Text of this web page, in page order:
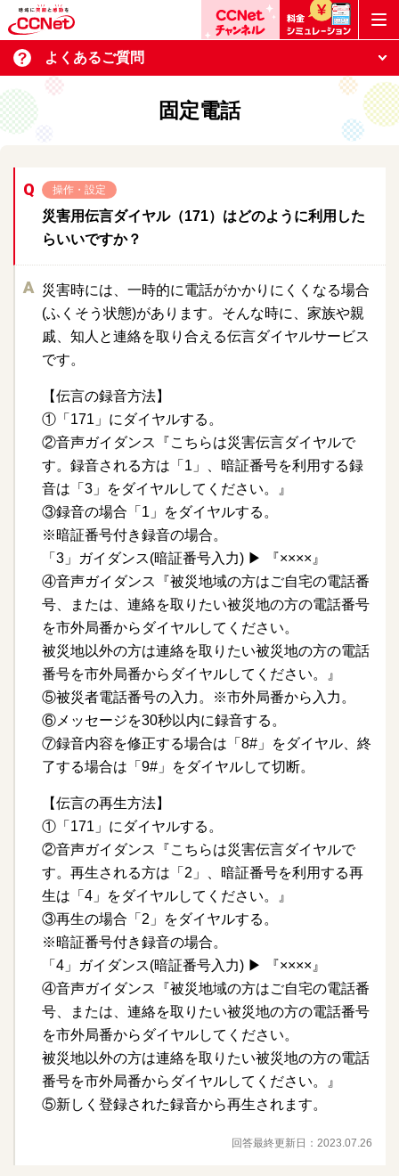
よくあるご質問
固定電話
操作・設定
災害用伝言ダイヤル（171）はどのように利用した
らいいですか？
災害時には、一時的に電話がかかりにくくなる場合
(ふくそう状態)があります。そんな時に、家族や親
戚、知人と連絡を取り合える伝言ダイヤルサービス
です。
【伝言の録音方法】
①「171」にダイヤルする。
②音声ガイダンス『こちらは災害伝言ダイヤルで
す。録音される方は「1」、暗証番号を利用する録
音は「3」をダイヤルしてください。』
③録音の場合「1」をダイヤルする。
※暗証番号付き録音の場合。
「3」ガイダンス(暗証番号入力) ▶ 『××××』
④音声ガイダンス『被災地域の方はご自宅の電話番
号、または、連絡を取りたい被災地の方の電話番号
を市外局番からダイヤルしてください。
被災地以外の方は連絡を取りたい被災地の方の電話
番号を市外局番からダイヤルしてください。』
⑤被災者電話番号の入力。※市外局番から入力。
⑥メッセージを30秒以内に録音する。
⑦録音内容を修正する場合は「8#」をダイヤル、終
了する場合は「9#」をダイヤルして切断。
【伝言の再生方法】
①「171」にダイヤルする。
②音声ガイダンス『こちらは災害伝言ダイヤルで
す。再生される方は「2」、暗証番号を利用する再
生は「4」をダイヤルしてください。』
③再生の場合「2」をダイヤルする。
※暗証番号付き録音の場合。
「4」ガイダンス(暗証番号入力) ▶ 『××××』
④音声ガイダンス『被災地域の方はご自宅の電話番
号、または、連絡を取りたい被災地の方の電話番号
を市外局番からダイヤルしてください。
被災地以外の方は連絡を取りたい被災地の方の電話
番号を市外局番からダイヤルしてください。』
⑤新しく登録された録音から再生されます。
回答最終更新日： 2023.07.26